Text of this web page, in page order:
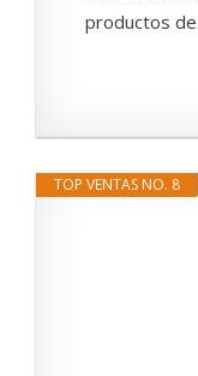
productos
TOP VENTAS NO. 8